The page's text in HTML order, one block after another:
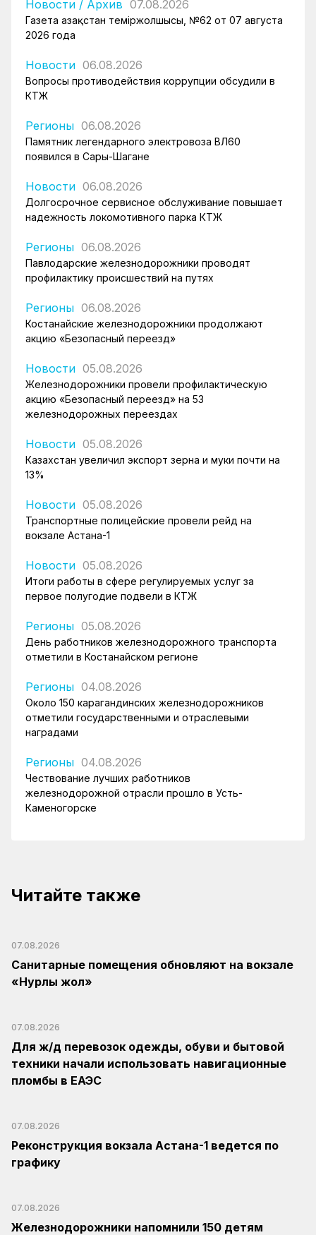
Новости / Архив 07.08.2026
Газета Қазақстан теміржолшысы, №62 от 07 августа
2026 года
Новости 06.08.2026
Вопросы противодействия коррупции обсудили в
КТЖ
Регионы 06.08.2026
Памятник легендарного электровоза ВЛ60
появился в Сары-Шагане
Новости 06.08.2026
Долгосрочное сервисное обслуживание повышает
надежность локомотивного парка КТЖ
Регионы 06.08.2026
Павлодарские железнодорожники проводят
профилактику происшествий на путях
Регионы 06.08.2026
Костанайские железнодорожники продолжают
акцию «Безопасный переезд»
Новости 05.08.2026
Железнодорожники провели профилактическую
акцию «Безопасный переезд» на 53
железнодорожных переездах
Новости 05.08.2026
Казахстан увеличил экспорт зерна и муки почти на
13%
Новости 05.08.2026
Транспортные полицейские провели рейд на
вокзале Астана-1
Новости 05.08.2026
Итоги работы в сфере регулируемых услуг за
первое полугодие подвели в КТЖ
Регионы 05.08.2026
День работников железнодорожного транспорта
отметили в Костанайском регионе
Регионы 04.08.2026
Около 150 карагандинских железнодорожников
отметили государственными и отраслевыми
наградами
Регионы 04.08.2026
Чествование лучших работников
железнодорожной отрасли прошло в Усть-
Каменогорске
Читайте также
07.08.2026
Санитарные помещения обновляют на вокзале
«Нурлы жол»
07.08.2026
Для ж/д перевозок одежды, обуви и бытовой
техники начали использовать навигационные
пломбы в ЕАЭС
07.08.2026
Реконструкция вокзала Астана-1 ведется по
графику
07.08.2026
Железнодорожники напомнили 150 детям